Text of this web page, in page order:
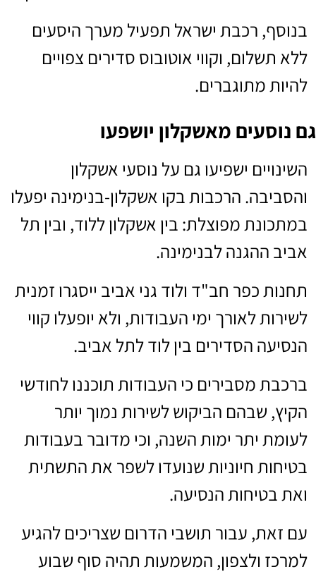
בנוסף, רכבת ישראל תפעיל מערך היסעים
ללא תשלום, וקווי אוטובוס סדירים צפויים
להיות מתוגברים.
גם נוסעים מאשקלון יושפעו
השינויים ישפיעו גם על נוסעי אשקלון
והסביבה. הרכבות בקו אשקלון-בנימינה יפעלו
במתכונת מפוצלת: בין אשקלון ללוד, ובין תל
אביב ההגנה לבנימינה.
תחנות כפר חב"ד ולוד גני אביב ייסגרו זמנית
לשירות לאורך ימי העבודות, ולא יופעלו קווי
הנסיעה הסדירים בין לוד לתל אביב.
ברכבת מסבירים כי העבודות תוכננו לחודשי
הקיץ, שבהם הביקוש לשירות נמוך יותר
לעומת יתר ימות השנה, וכי מדובר בעבודות
בטיחות חיוניות שנועדו לשפר את התשתית
ואת בטיחות הנסיעה.
עם זאת, עבור תושבי הדרום שצריכים להגיע
למרכז ולצפון, המשמעות תהיה סוף שבוע